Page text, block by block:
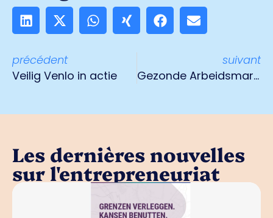
précédent
Veilig Venlo in actie
suivant
Gezonde Arbeidsmarkt 15 juni 2022
Les dernières nouvelles
sur l'entrepreneuriat